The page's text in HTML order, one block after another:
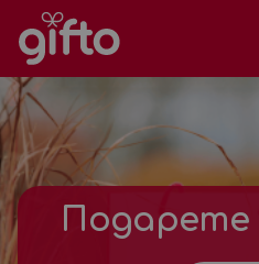
Подарете